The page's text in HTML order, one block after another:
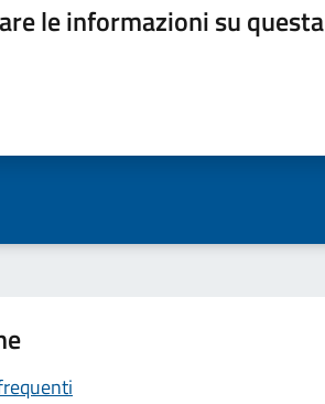
le informazioni su questa